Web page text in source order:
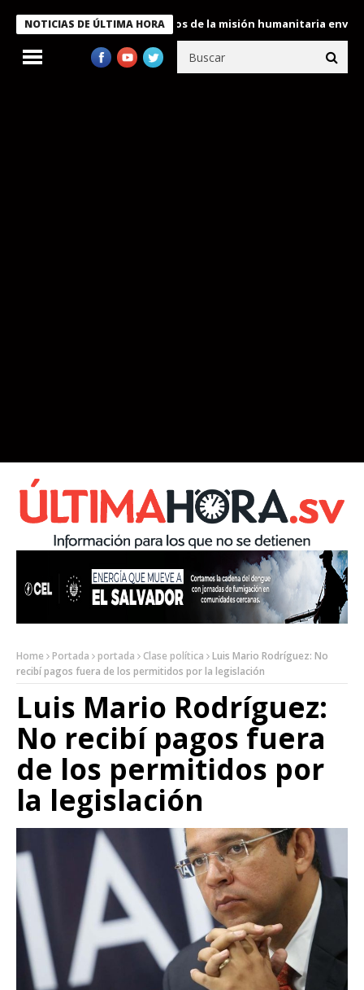
NOTICIAS DE ÚLTIMA HORA
condecora a miembros de la misión humanitaria enviada a
Home Portada portada Clase política
Luis Mario Rodríguez: No
recibí pagos fuera de los permitidos por la legislación
Luis Mario Rodríguez:
No recibí pagos fuera
de los permitidos por
la legislación